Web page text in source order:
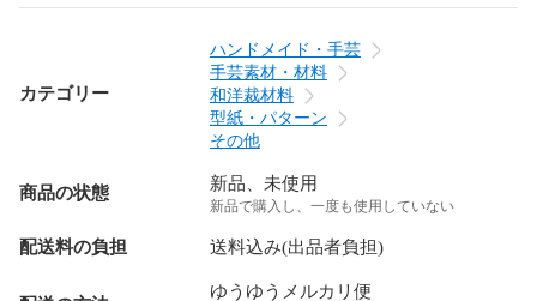
カテゴリー
ハンドメイド・手芸
手芸素材・材料
和洋裁材料
型紙・パターン
その他
商品の状態 新品、未使用
新品で購入し、一度も使用していない
配送料の負担 送料込み(出品者負担)
ゆうゆうメルカリ便